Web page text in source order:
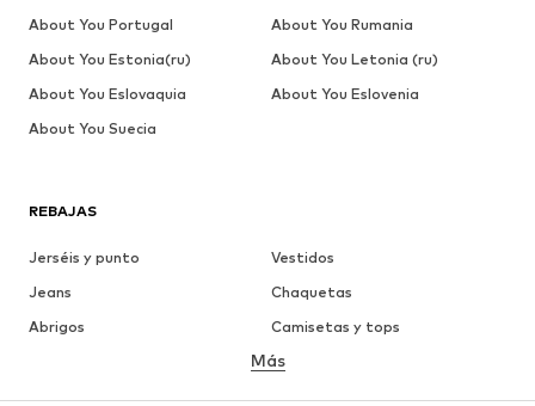
REBAJAS
Jerséis y punto
Vestidos
Jeans
Chaquetas
Abrigos
Camisetas y tops
Ropa interior
Más
About You Portugal
About You Rumania
About You Estonia(ru)
About You Letonia (ru)
About You Eslovaquia
About You Eslovenia
About You Suecia